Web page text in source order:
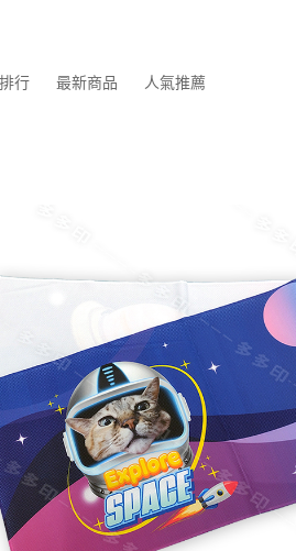
行 最新商品 人氣推薦